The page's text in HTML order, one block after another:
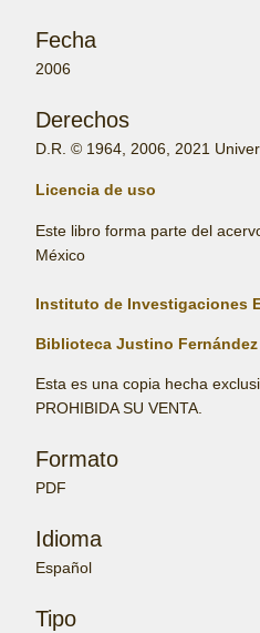
Fecha
2006
Derechos
D.R. © 1964, 2006, 2021
Licencia de uso
Este libro forma parte del
México
Instituto de Investigaciones
Biblioteca Justino
Esta es una copia hecha
PROHIBIDA SU VENTA.
Formato
PDF
Idioma
Español
Tipo